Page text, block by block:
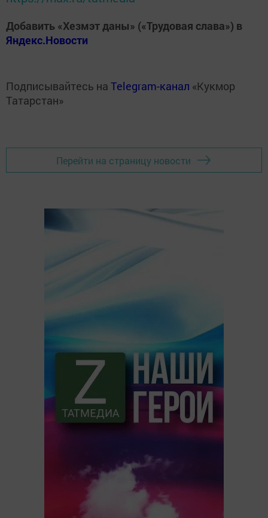
Добавить «Хезмэт даны» («Трудовая слава») в
Яндекс.Новости
Подписывайтесь на Telegram-канал «Кукмор
Татарстан»
Перейти на страницу новости